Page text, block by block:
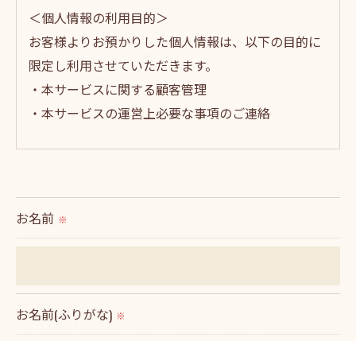
＜個人情報の利用目的＞
お客様よりお預かりした個人情報は、以下の目的に
限定し利用させていただきます。
・本サービスに関する顧客管理
・本サービスの運営上必要な事項のご連絡
られた場合を除き、
＜個人情報の委託について＞
当社では、利用目的の達成に必要な範囲において、
お名前 ※
お名前(ふりがな) ※